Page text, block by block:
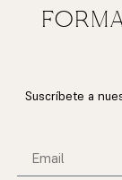
Suscríbete a